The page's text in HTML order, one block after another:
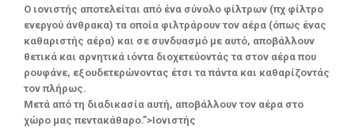
Ο ιονιστής αποτελείται από ένα σύνολο φίλτρων (πχ φίλτρο
ενεργού άνθρακα) τα οποία φιλτράρουν τον αέρα (όπως ένας
καθαριστής αέρα) και σε συνδυασμό με αυτό, αποβάλλουν
θετικά και αρνητικά ιόντα διοχετεύοντάς τα στον αέρα που
ρουφάνε, εξουδετερώνοντας έτσι τα πάντα και καθαρίζοντάς
τον πλήρως.
Μετά από τη διαδικασία αυτή, αποβάλλουν τον αέρα στο
χώρο μας πεντακάθαρο.”>Ιονιστής